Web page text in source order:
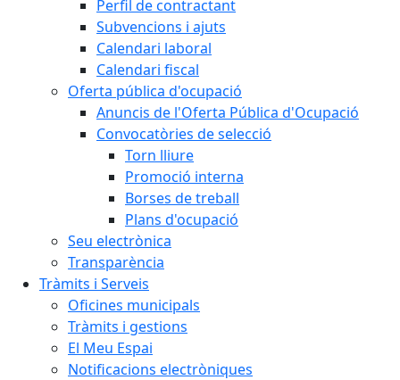
Perfil de contractant
Subvencions i ajuts
Calendari laboral
Calendari fiscal
Oferta pública d'ocupació
Anuncis de l'Oferta Pública d'Ocupació
Convocatòries de selecció
Torn lliure
Promoció interna
Borses de treball
Plans d'ocupació
Seu electrònica
Transparència
Tràmits i Serveis
Oficines municipals
Tràmits i gestions
El Meu Espai
Notificacions electròniques